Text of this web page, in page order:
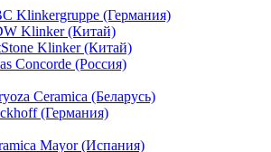
Klinkergruppe (Германия)
Klinker (Китай)
Klinker (Китай)
Concorde (Россия)
Ceramica (Беларусь)
(Германия)
Mayor (Испания)